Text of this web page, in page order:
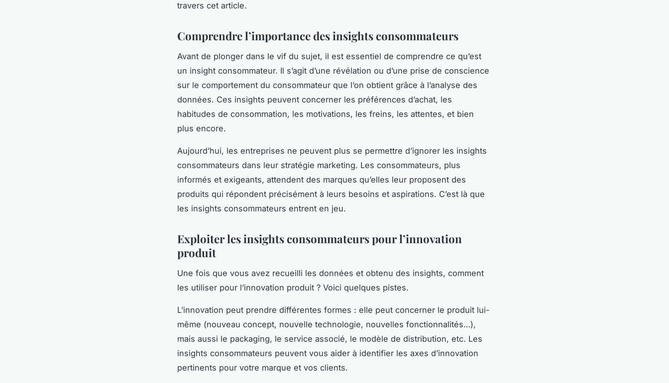
travers cet article.
Comprendre l’importance des insights consommateurs
Avant de plonger dans le vif du sujet, il est essentiel de comprendre ce qu’est
un insight consommateur. Il s’agit d’une révélation ou d’une prise de conscience
sur le comportement du consommateur que l’on obtient grâce à l’analyse des
données. Ces insights peuvent concerner les préférences d’achat, les
habitudes de consommation, les motivations, les freins, les attentes, et bien
plus encore.
Aujourd’hui, les entreprises ne peuvent plus se permettre d’ignorer les insights
consommateurs dans leur stratégie marketing. Les consommateurs, plus
informés et exigeants, attendent des marques qu’elles leur proposent des
produits qui répondent précisément à leurs besoins et aspirations. C’est là que
les insights consommateurs entrent en jeu.
Exploiter les insights consommateurs pour l’innovation
produit
Une fois que vous avez recueilli les données et obtenu des insights, comment
les utiliser pour l’innovation produit ? Voici quelques pistes.
L’innovation peut prendre différentes formes : elle peut concerner le produit lui-
même (nouveau concept, nouvelle technologie, nouvelles fonctionnalités…),
mais aussi le packaging, le service associé, le modèle de distribution, etc. Les
insights consommateurs peuvent vous aider à identifier les axes d’innovation
pertinents pour votre marque et vos clients.